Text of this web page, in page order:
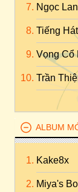
Ngọc Lan
Tiếng
Vọng Cổ
Trần
ALBUM
Kake8x
Miya's